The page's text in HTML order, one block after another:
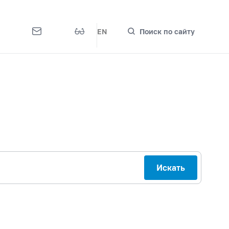
EN Поиск по сайту
Искать